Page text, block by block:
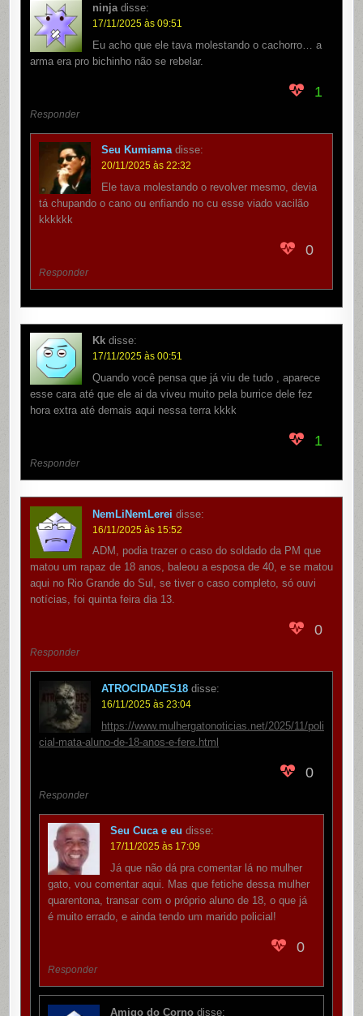
ninja disse:
17/11/2025 às 09:51
Eu acho que ele tava molestando o cachorro… a
arma era pro bichinho não se rebelar.
1
Responder
Seu Kumiama disse:
20/11/2025 às 22:32
Ele tava molestando o revolver mesmo, devia
tá chupando o cano ou enfiando no cu esse viado vacilão
kkkkkk
0
Responder
Kk disse:
17/11/2025 às 00:51
Quando você pensa que já viu de tudo , aparece
esse cara até que ele ai da viveu muito pela burrice dele fez
hora extra até demais aqui nessa terra kkkk
1
Responder
NemLiNemLerei disse:
16/11/2025 às 15:52
ADM, podia trazer o caso do soldado da PM que
matou um rapaz de 18 anos, baleou a esposa de 40, e se matou
aqui no Rio Grande do Sul, se tiver o caso completo, só ouvi
notícias, foi quinta feira dia 13.
0
Responder
ATROCIDADES18 disse:
16/11/2025 às 23:04
https://www.mulhergatonoticias.net/2025/11/poli
cial-mata-aluno-de-18-anos-e-fere.html
0
Responder
Seu Cuca e eu disse:
17/11/2025 às 17:09
Já que não dá pra comentar lá no mulher
gato, vou comentar aqui. Mas que fetiche dessa mulher
quarentona, transar com o próprio aluno de 18, o que já
é muito errado, e ainda tendo um marido policial!
0
Responder
Amigo do Corno disse: